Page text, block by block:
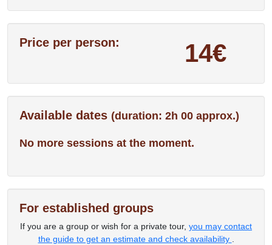
Price per person: 14€
Available dates (duration: 2h 00 approx.)
No more sessions at the moment.
For established groups
If you are a group or wish for a private tour, you may contact
the guide to get an estimate and check availability